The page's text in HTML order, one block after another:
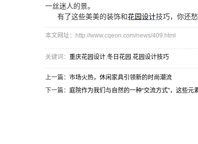
一丝迷人的景。
有了这些美美的装饰和花园设计技巧，你还
本文网址：http://www.cqeon.com/news/409.html
关键词： 重庆花园设计 冬日花园 花园设计技巧
上一篇： 市场火热，休闲家具引领新的时尚潮流
下一篇： 庭院作为我们与自然的一种“交流方式”，这些元